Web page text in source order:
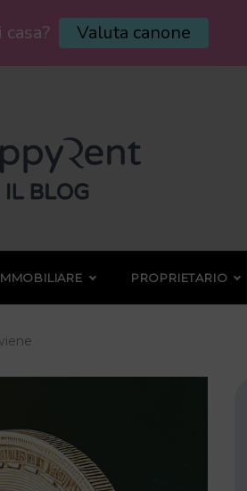
PROPRIETARIO
Valuta canone